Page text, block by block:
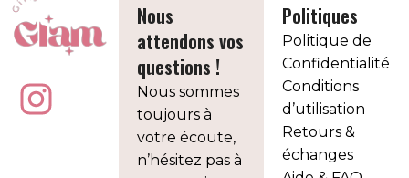
Nous
attendons vos
questions !
Nous sommes
toujours à
votre écoute,
n’hésitez pas à
Politiques
Politique de
Confidentialité
Conditions
d’utilisation
Retours &
échanges